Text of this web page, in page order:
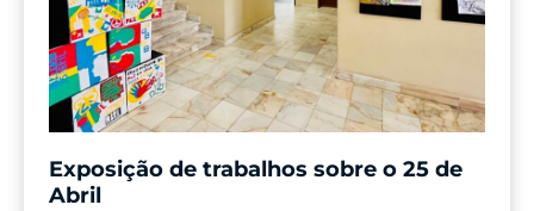
Exposição de trabalhos sobre o 25 de
Abril